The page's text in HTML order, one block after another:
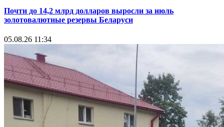
Почти до 14,2 млрд долларов выросли за июль
золотовалютные резервы Беларуси
05.08.26 11:34